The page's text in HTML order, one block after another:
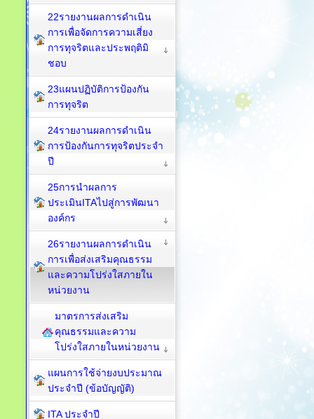
22รายงานผลการดำเนิน
การเพื่อจัดการความเสี่ยง
การทุจริตและประพฤติมิ
ชอบ
23แผนปฏิบัติการป้องกัน
การทุจริต
24รายงานผลการดำเนิน
การป้องกันการทุจริตประจำ
ปี
25การนำผลการ
ประเมินITAไปสู่การพัฒนา
องค์กร
26รายงานผลการดำเนิน
การเพื่อส่งเสริมคุณธรรม
และความโปร่งใสภายใน
หน่วยงาน
มาตรการส่งเสริม
คุณธรรมและความ
โปร่งใสภายในหน่วยงาน
แผนการใช้จ่ายงบประมาณ
ประจำปี (ข้อบัญญัติ)
ITA ประจำปี